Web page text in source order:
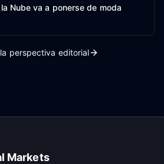
OKO - El mercado en la Nube va a ponerse de moda
perspectiva editorial
Markets